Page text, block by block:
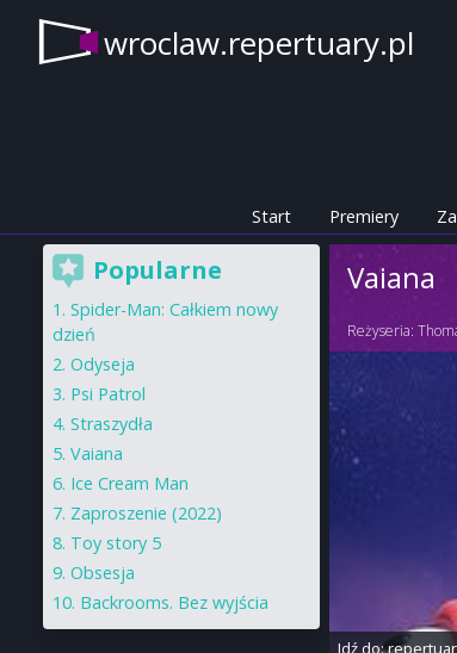
wroclaw.repertuary.pl
Start Premiery
Vaiana
Reżyseria:
Idź do:
Popularne
Spider-Man: Całkiem nowy
dzień
Odyseja
Psi Patrol
Straszydła
Vaiana
Ice Cream Man
Zaproszenie (2022)
Toy story 5
Obsesja
Backrooms. Bez wyjścia